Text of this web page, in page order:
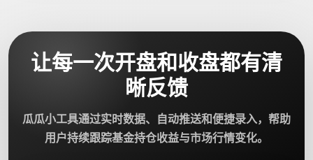
让每一次开盘和收盘都有清
晰反馈
瓜瓜小工具通过实时数据、自动推送和便捷录入，帮助
用户持续跟踪基金持仓收益与市场行情变化。